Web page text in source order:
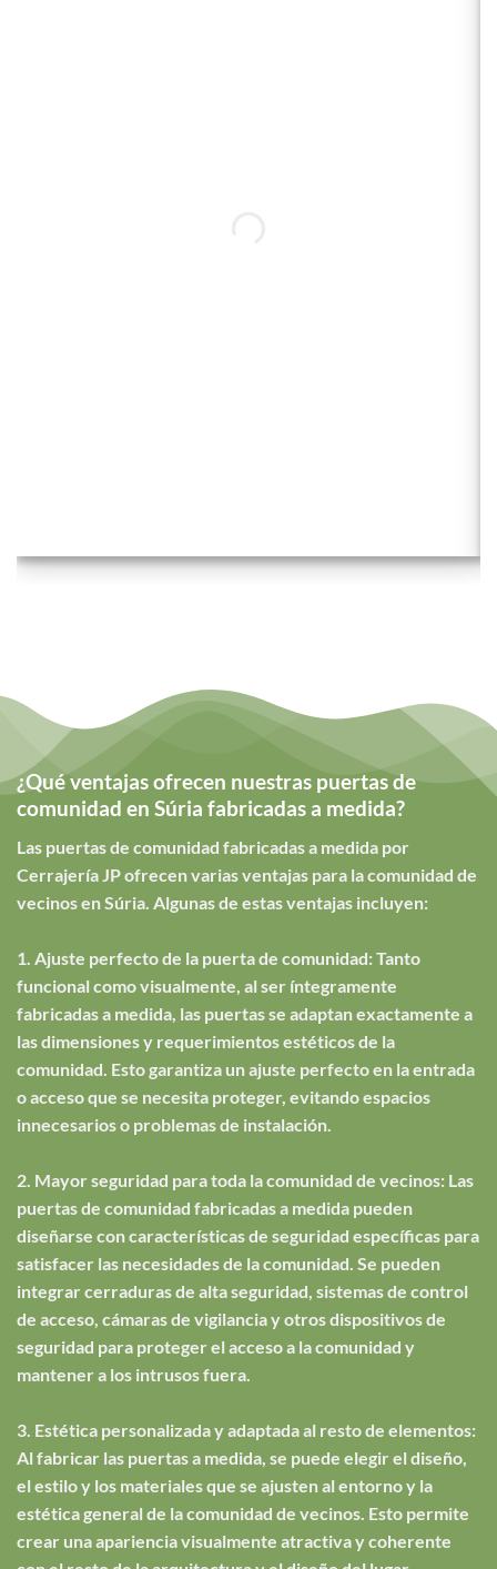
¿Qué ventajas ofrecen nuestras puertas de
comunidad en Súria fabricadas a medida?
Las puertas de comunidad fabricadas a medida por
Cerrajería JP ofrecen varias ventajas para la comunidad de
vecinos en Súria. Algunas de estas ventajas incluyen:
1. Ajuste perfecto de la puerta de comunidad: Tanto
funcional como visualmente, al ser íntegramente
fabricadas a medida, las puertas se adaptan exactamente a
las dimensiones y requerimientos estéticos de la
comunidad. Esto garantiza un ajuste perfecto en la entrada
o acceso que se necesita proteger, evitando espacios
innecesarios o problemas de instalación.
2. Mayor seguridad para toda la comunidad de vecinos: Las
puertas de comunidad fabricadas a medida pueden
diseñarse con características de seguridad específicas para
satisfacer las necesidades de la comunidad. Se pueden
integrar cerraduras de alta seguridad, sistemas de control
de acceso, cámaras de vigilancia y otros dispositivos de
seguridad para proteger el acceso a la comunidad y
mantener a los intrusos fuera.
3. Estética personalizada y adaptada al resto de elementos:
Al fabricar las puertas a medida, se puede elegir el diseño,
el estilo y los materiales que se ajusten al entorno y la
estética general de la comunidad de vecinos. Esto permite
crear una apariencia visualmente atractiva y coherente